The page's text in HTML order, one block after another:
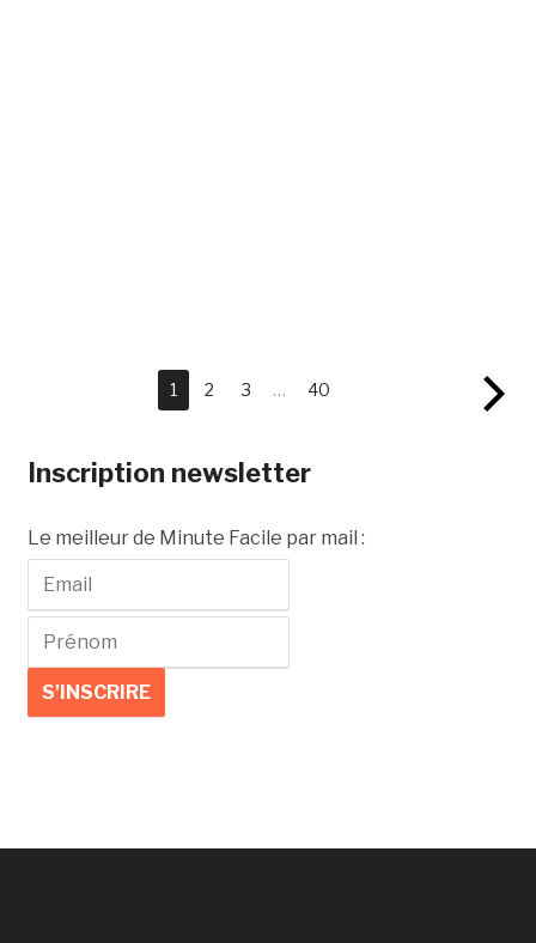
1 2 3 … 40
Inscription newsletter
Le meilleur de Minute Facile par mail :